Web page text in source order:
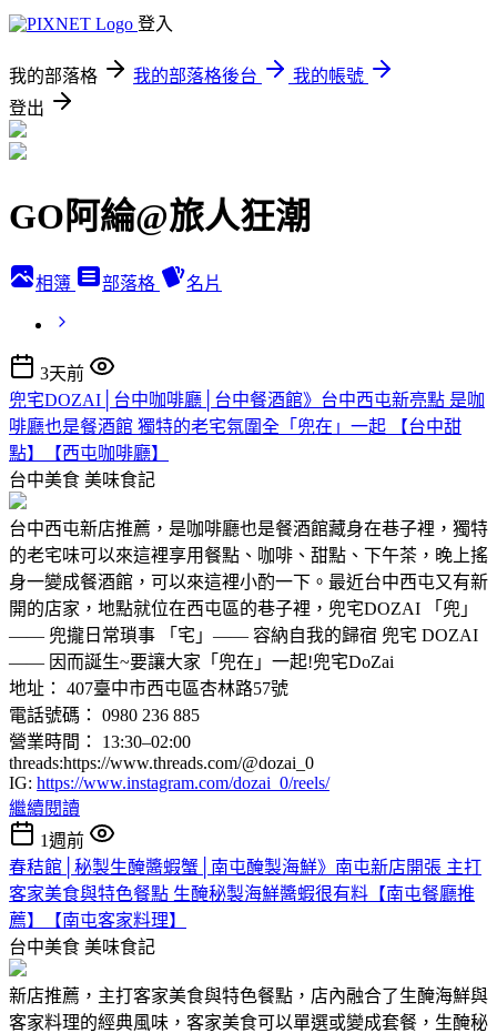
登入
我的部落格 我的部落格後台
我的帳號
登出
GO阿綸@旅人狂潮
相簿 部落格 名片
3天前
兜宅DOZAI│台中咖啡廳│台中餐酒館》台中西屯新亮點 是咖
啡廳也是餐酒館 獨特的老宅氛圍全「兜在」一起 【台中甜
點】【西屯咖啡廳】
台中美食 美味食記
台中西屯新店推薦，是咖啡廳也是餐酒館藏身在巷子裡，獨特
的老宅味可以來這裡享用餐點、咖啡、甜點、下午茶，晚上搖
身一變成餐酒館，可以來這裡小酌一下。最近台中西屯又有新
開的店家，地點就位在西屯區的巷子裡，兜宅DOZAI 「兜」
—— 兜攏日常瑣事 「宅」—— 容納自我的歸宿 ​​兜宅 DOZAI
—— 因而誕生~要讓大家「兜在」一起!兜宅DoZai
地址： 407臺中市西屯區杏林路57號
電話號碼： 0980 236 885
營業時間： 13:30–02:00
threads:https://www.threads.com/@dozai_0
IG: https://www.instagram.com/dozai_0/reels/
繼續閱讀
1週前
春秸館│秘製生醃醬蝦蟹│南屯醃製海鮮》南屯新店開張 主打
客家美食與特色餐點 生醃秘製海鮮醬蝦很有料【南屯餐廳推
薦】【南屯客家料理】
台中美食 美味食記
新店推薦，主打客家美食與特色餐點，店內融合了生醃海鮮與
客家料理的經典風味，客家美食可以單選或變成套餐，生醃秘